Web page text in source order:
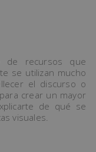
de recursos que
se utilizan mucho
el discurso o
crear un mayor
de qué se
visuales.